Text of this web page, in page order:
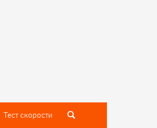
Тест скороcти